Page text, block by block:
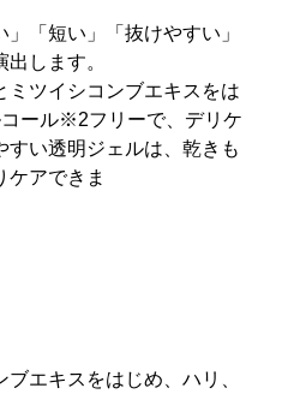
「短い」「抜けやすい」
します。
ミツイシコンブエキスをは
ール※2フリーで、デリケ
い透明ジェルは、乾きも
ケアできま
エキスをはじめ、ハリ、